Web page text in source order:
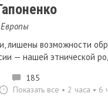
лишены возможности
— нашей этнической
185
Показать все • 2 часа • 6